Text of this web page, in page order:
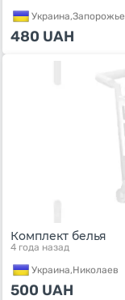
Украина,Запорожье
480 UAH
Комплект белья
4 года назад
Украина,Николаев
500 UAH